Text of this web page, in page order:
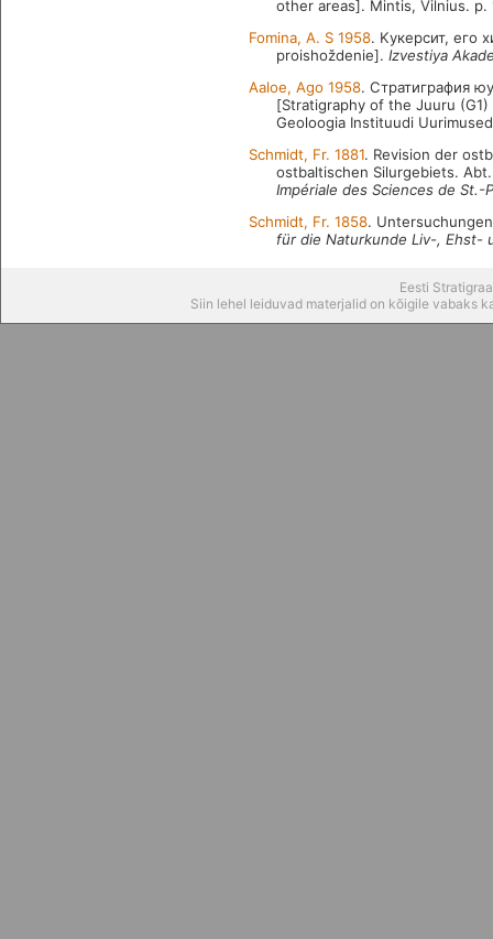
other areas]. Mintis, Vilnius. p.
Fomina, A. S 1958. Kукерсит, его
proishoždenie]. Izvestiya
Aaloe, Ago 1958. Стратиграфия
[Stratigraphy of the Juuru (G1)
Geoloogia Instituudi
Schmidt, Fr. 1881. Revision der
ostbaltischen Silurgebiets.
Impériale des Sciences de St.-
Schmidt, Fr. 1858.
für die Naturkunde Liv-, Ehst-
Eesti
Siin lehel leiduvad materjalid on kõigile vabaks